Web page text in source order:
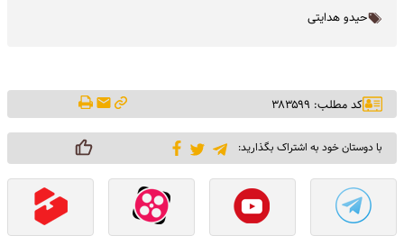
حیدو هدایتی
کد مطلب: ۳۸۳۵۹۹
با دوستان خود به اشتراک بگذارید: